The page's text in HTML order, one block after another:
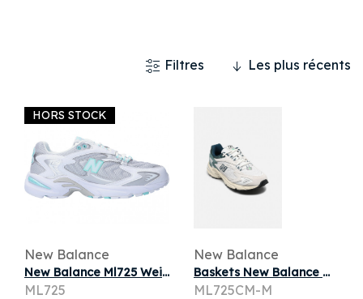
Les plus récents
Filtres
HORS STOCK
New Balance
New Balance Ml725 Weiss Grau Türkis
ML725
New Balance
Baskets New Balance ML725 M pour Homme
ML725CM-M